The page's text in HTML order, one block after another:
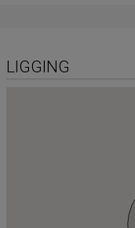
LIGGING